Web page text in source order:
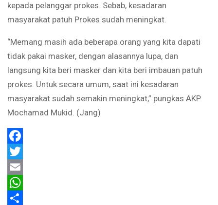
kepada pelanggar prokes. Sebab, kesadaran
masyarakat patuh Prokes sudah meningkat.
“Memang masih ada beberapa orang yang kita dapati
tidak pakai masker, dengan alasannya lupa, dan
langsung kita beri masker dan kita beri imbauan patuh
prokes. Untuk secara umum, saat ini kesadaran
masyarakat sudah semakin meningkat,” pungkas AKP
Mochamad Mukid. (Jang)
Facebook
Twitter
Email
WhatsApp